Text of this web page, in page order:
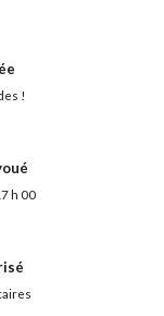
!
h 00